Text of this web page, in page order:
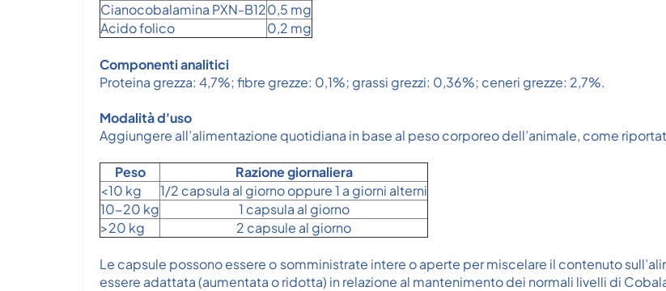
Cianocobalamina PXN-B120,5 mg
Acido folico
0,2 mg
Componenti analitici
Proteina grezza: 4,7%; fibre grezze: 0,1%; grassi grezzi: 0,36%; ceneri grezze: 2,7%.
Modalità d'uso
Aggiungere all’alimentazione quotidiana in base al peso corporeo dell’animale, come
Peso
Razione giornaliera
<10 kg
1/2 capsula al giorno oppure 1 a giorni alterni
10-20 kg
1 capsula al giorno
>20 kg
2 capsule al giorno
Le capsule possono essere o somministrate intere o aperte per miscelare il contenuto
essere adattata (aumentata o ridotta) in relazione al mantenimento dei normali livelli di